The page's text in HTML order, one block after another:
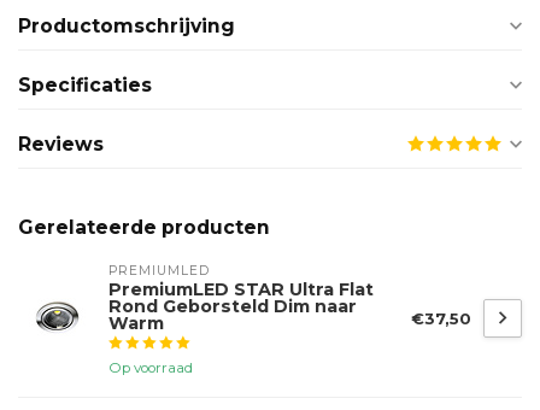
Productomschrijving
Specificaties
Reviews
Gerelateerde producten
PREMIUMLED
PremiumLED STAR Ultra Flat
Rond Geborsteld Dim naar
Warm
Op voorraad
€37,50